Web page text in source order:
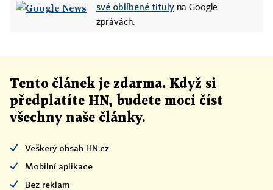
své oblíbené tituly na Google
zprávách.
Tento článek je zdarma. Když si
předplatíte HN, budete moci číst
všechny naše články.
Veškerý obsah HN.cz
Mobilní aplikace
Bez reklam